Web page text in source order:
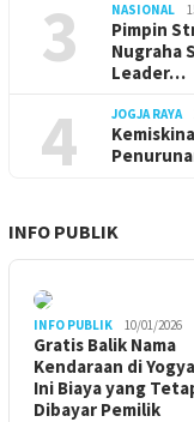
3 NASIONAL
Pimpin
Nugraha
Leader…
4 JOGJA RAYA
INFO PUBLIK
INFO PUBLIK 10/01/2026
Gratis Balik Nama
Kendaraan di
Ini Biaya yang
Dibayar Pemilik